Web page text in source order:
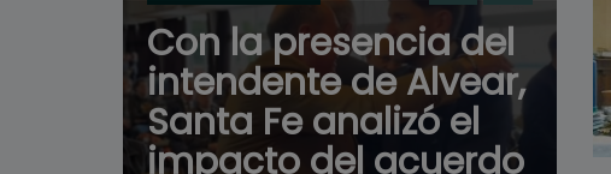
Con la presencia del
intendente de Alvear,
Santa Fe analizó el
impacto del acuerdo